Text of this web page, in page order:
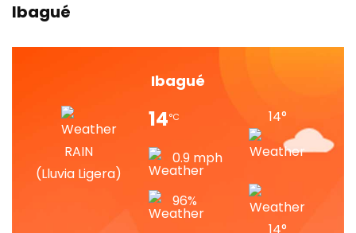
Ibagué
Ibagué
RAIN
(lluvia Ligera)
14°C
0.9 mph
96%
14°